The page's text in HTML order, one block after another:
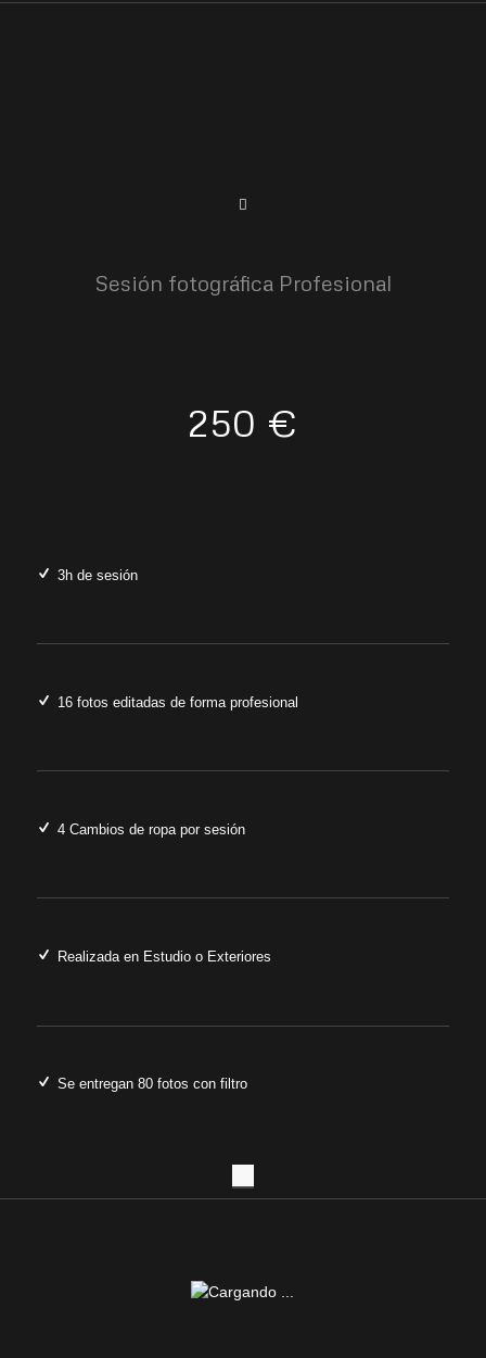
Sesión fotográfica Profesional
250 €
3h de sesión
16 fotos editadas de forma profesional
4 Cambios de ropa por sesión
Realizada en Estudio o Exteriores
Se entregan 80 fotos con filtro